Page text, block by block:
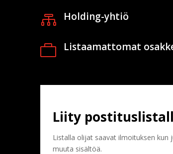
 Holding-yhtiö
 Listaamattomat
Liity
Listalla olijat saavat ilmoituksen kun
muuta sisältöä.